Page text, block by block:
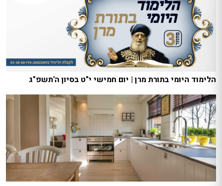
הלימוד היומי בתורת מרן | יום חמישי י"ט בסיון ה'תשפ"ג